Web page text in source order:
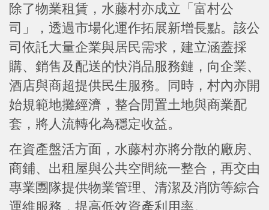
除了物業租賃，水藤村亦成立「富村公
司」，透過市場化運作拓展新增長點。該公
司依託大量企業與居民需求，建立涵蓋採
購、銷售及配送的快消品服務鏈，向企業、
酒店與商超提供民生服務。同時，村內亦開
始規範地攤經濟，整合閒置土地與商業配
套，將人流轉化為穩定收益。
在資產盤活方面，水藤村亦將分散的廠房、
商鋪、出租屋與公共空間統一整合，再交由
專業團隊提供物業管理、清潔及消防等綜合
運維服務，提高低效資產利用率。